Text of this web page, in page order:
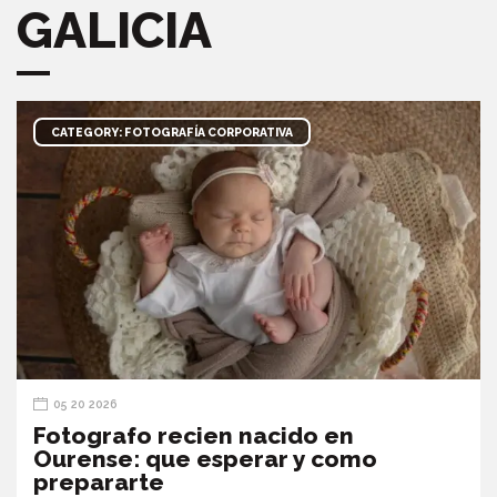
GALICIA
CATEGORY: FOTOGRAFÍA CORPORATIVA
05 20 2026
Fotografo recien nacido en
Ourense: que esperar y como
prepararte